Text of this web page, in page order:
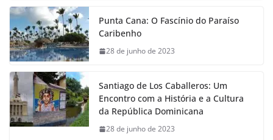
Punta Cana: O Fascínio do Paraíso
Caribenho
28 de junho de 2023
Santiago de Los Caballeros: Um
Encontro com a História e a Cultura
da República Dominicana
28 de junho de 2023